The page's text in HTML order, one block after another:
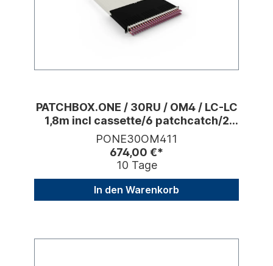
PATCHBOX.ONE / 30RU / OM4 / LC-LC
1,8m incl cassette/6 patchcatch/2
devmnt
PONE30OM411
674,00 €*
10 Tage
In den Warenkorb